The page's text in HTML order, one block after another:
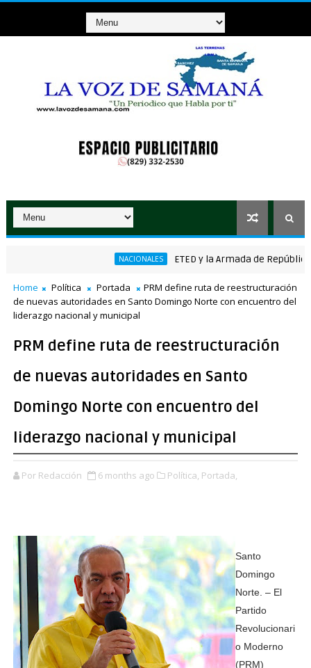
NACIONALES ETED y la Armada de República
ganador de RD$37 millones con el Loto
Home Política Portada
PRM define ruta de reestructuración
de nuevas autoridades en Santo Domingo Norte con encuentro del
liderazgo nacional y municipal
PRM define ruta de reestructuración
de nuevas autoridades en Santo
Domingo Norte con encuentro del
liderazgo nacional y municipal
Por Redacción 6 months ago Política, Portada,
Santo
Domingo
Norte. – El
Partido
Revolucionari
o Moderno
(PRM)